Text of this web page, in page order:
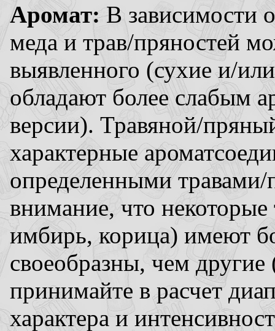
Аромат:В зависимости
меда и трав/пряностей
выявленного (сухие и/
обладают более слабым
версии). Травяной/
характерные
определенными травами/
внимание, что
имбирь, корица) имеют
своеобразны, чем
принимайте в расчет
характера и